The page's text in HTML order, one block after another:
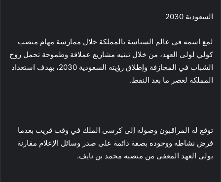
السعودية 2030
لمع اسمه في عالم السياسة بالمملكة خلال ممارسة مهام منصب
كولي لولى العهد، من خلال تبنيه مشاريع عملاقة وطموحة تحمل روح
الشباب في المجازفة وإطلاق رؤيته السعودية 2030، بهدف استعداد
المملكة لعصر ما بعد النفط.
توقع له المراقبون وصوله إلى كرسى الملك في وقت قريب بعدما
فرض نشاطه ووجوده بصفة دائمة على صدر وسائل الإعلام مقارنة
بولى العهد المعفى من منصبه محمد بن نايف.